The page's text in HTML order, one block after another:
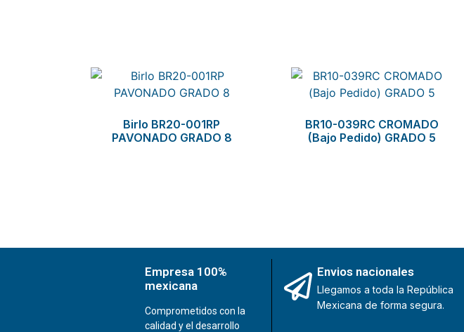
Birlo BR20-001RP
PAVONADO GRADO 8
BR10-039RC CROMADO
(Bajo Pedido) GRADO 5
Empresa 100%
mexicana
Comprometidos con la
calidad y el desarrollo
Envios nacionales
Llegamos a toda la República
Mexicana de forma segura.